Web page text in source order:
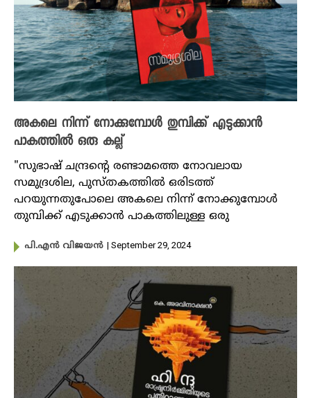
അകലെ നിന്ന് നോക്കുമ്പോൾ തുമ്പിക്ക് എടുക്കാൻ
പാകത്തിൽ ഒരു കല്ല്
"സുഭാഷ് ചന്ദ്രന്റെ രണ്ടാമത്തെ നോവലായ
സമുദ്രശില, പുസ്തകത്തിൽ ഒരിടത്ത്
പറയുന്നതുപോലെ അകലെ നിന്ന് നോക്കുമ്പോൾ
തുമ്പിക്ക് എടുക്കാൻ പാകത്തിലുള്ള ഒരു
പി.എൻ വിജയൻ | September 29, 2024